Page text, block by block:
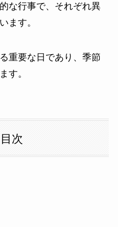
な行事で、それぞれ異
ます。
重要な日であり、季節
す。
目次